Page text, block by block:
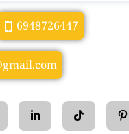
6948726447